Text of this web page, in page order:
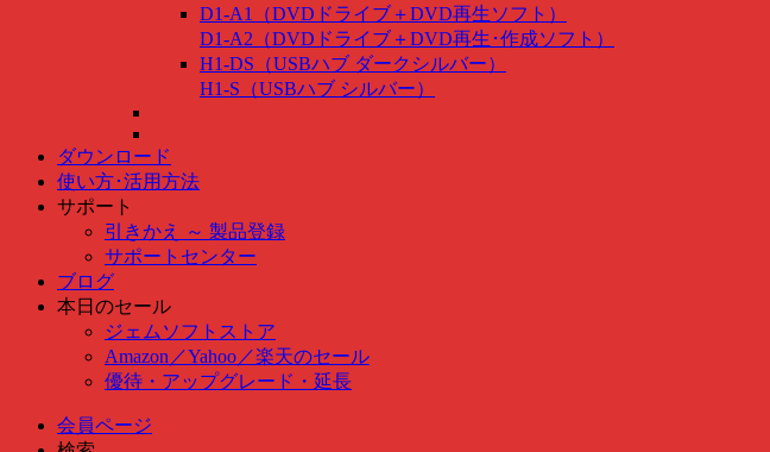
D1-A1（DVDドライブ＋DVD再生ソフト）
D1-A2（DVDドライブ＋DVD再生･作成ソフト）
H1-DS（USBハブ ダークシルバー）
H1-S（USBハブ シルバー）
ダウンロード
使い方･活用方法
サポート
引きかえ ～ 製品登録
サポートセンター
ブログ
本日のセール
ジェムソフトストア
Amazon ／Yahoo ／楽天のセール
優待・アップグレード・延長
会員ページ